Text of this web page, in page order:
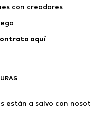
Jerséis y
con creadores
aquí
están a salvo con